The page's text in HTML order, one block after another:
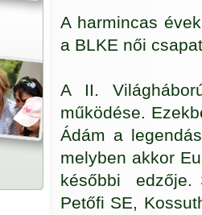
A harmincas
a BLKE női
A II.
működése.
Ádám a
melyben akkor
későbbi
edzője.
Petőfi SE,